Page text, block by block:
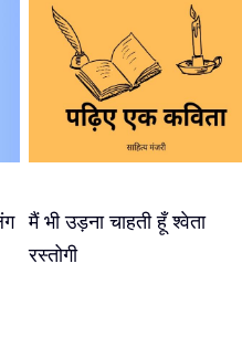
मैं भी उड़ना चाहती हूँ श्वेता
रस्तोगी